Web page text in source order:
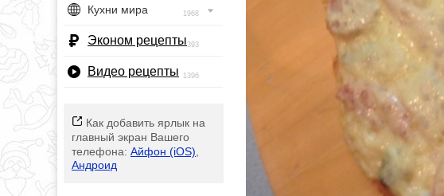
Кухни мира 1968
Эконом рецепты393
Видео рецепты 1396
Как добавить ярлык на
главный экран Вашего
телефона: Айфон (iOS)
Андроид